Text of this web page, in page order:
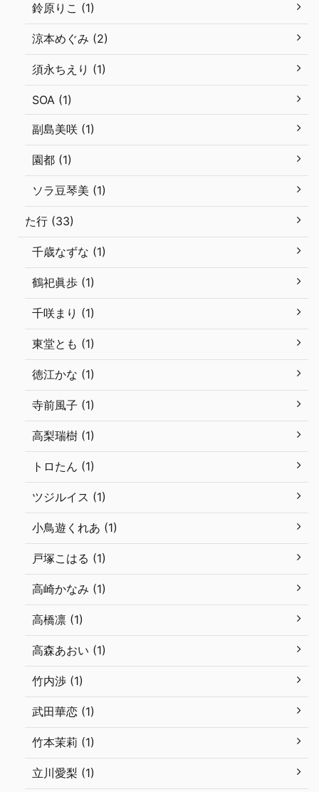
鈴原りこ (1)
涼本めぐみ (2)
須永ちえり (1)
SOA (1)
副島美咲 (1)
園都 (1)
ソラ豆琴美 (1)
た行 (33)
千歳なずな (1)
鶴祀眞歩 (1)
千咲まり (1)
東堂とも (1)
徳江かな (1)
寺前風子 (1)
高梨瑞樹 (1)
トロたん (1)
ツジルイス (1)
小鳥遊くれあ (1)
戸塚こはる (1)
高崎かなみ (1)
高橋凛 (1)
高森あおい (1)
竹内渉 (1)
武田華恋 (1)
竹本茉莉 (1)
立川愛梨 (1)